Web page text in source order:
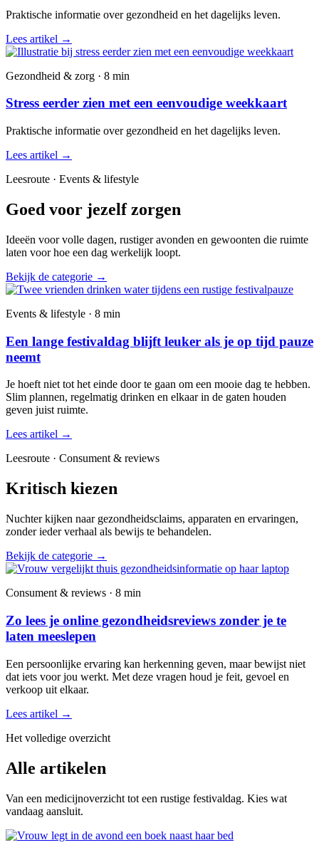
Praktische informatie over gezondheid en het dagelijks leven.
Lees artikel →
Gezondheid & zorg · 8 min
Stress eerder zien met een eenvoudige weekkaart
Praktische informatie over gezondheid en het dagelijks leven.
Lees artikel →
Leesroute · Events & lifestyle
Goed voor jezelf zorgen
Ideeën voor volle dagen, rustiger avonden en gewoonten die ruimte
laten voor hoe een dag werkelijk loopt.
Bekijk de categorie →
Events & lifestyle · 8 min
Een lange festivaldag blijft leuker als je op tijd pauze
neemt
Je hoeft niet tot het einde door te gaan om een mooie dag te hebben.
Slim plannen, regelmatig drinken en elkaar in de gaten houden
geven juist ruimte.
Lees artikel →
Leesroute · Consument & reviews
Kritisch kiezen
Nuchter kijken naar gezondheidsclaims, apparaten en ervaringen,
zonder ieder verhaal als bewijs te behandelen.
Bekijk de categorie →
Consument & reviews · 8 min
Zo lees je online gezondheidsreviews zonder je te
laten meeslepen
Een persoonlijke ervaring kan herkenning geven, maar bewijst niet
dat iets voor jou werkt. Met deze vragen houd je feit, gevoel en
verkoop uit elkaar.
Lees artikel →
Het volledige overzicht
Alle artikelen
Van een medicijnoverzicht tot een rustige festivaldag. Kies wat
vandaag aansluit.